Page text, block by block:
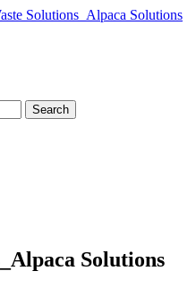
Solutions